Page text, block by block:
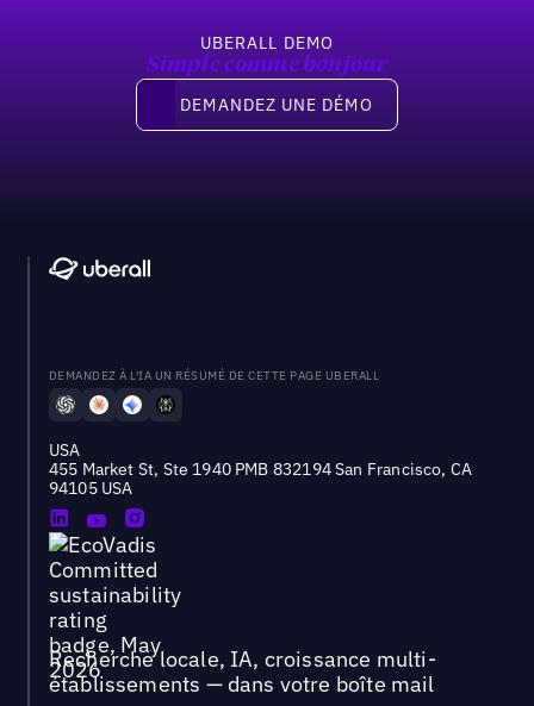
UBERALL DEMO
Simple comme bonjour
Demandez une démo
DEMANDEZ UNE DÉMO
DEMANDEZ À L'IA UN RÉSUMÉ DE CETTE PAGE UBERALL
USA
455 Market St, Ste 1940 PMB 832194 San Francisco, CA
94105 USA
Recherche locale, IA, croissance multi-
établissements — dans votre boîte mail